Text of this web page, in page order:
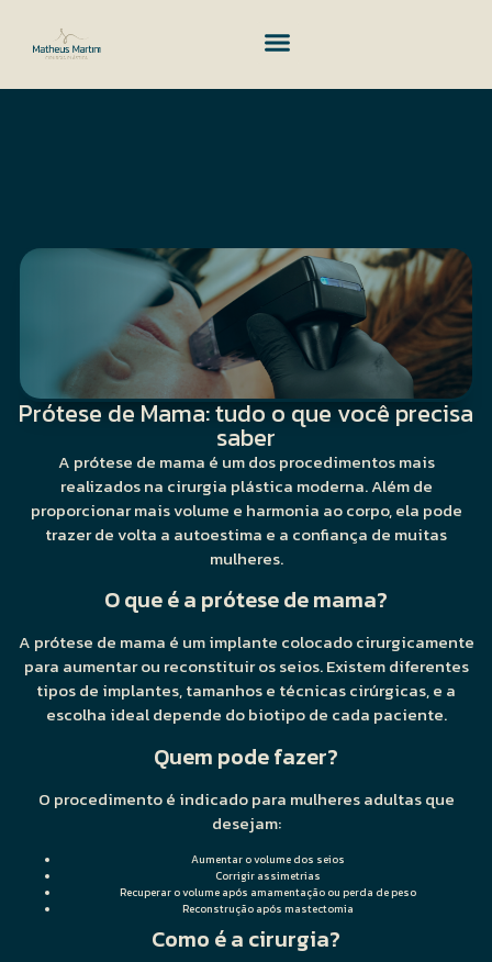
Prótese de Mama: tudo o que você precisa
saber
A prótese de mama é um dos procedimentos mais
realizados na cirurgia plástica moderna. Além de
proporcionar mais volume e harmonia ao corpo, ela pode
trazer de volta a autoestima e a confiança de muitas
mulheres.
O que é a prótese de mama?
A prótese de mama é um implante colocado cirurgicamente
para aumentar ou reconstituir os seios. Existem diferentes
tipos de implantes, tamanhos e técnicas cirúrgicas, e a
escolha ideal depende do biotipo de cada paciente.
Quem pode fazer?
O procedimento é indicado para mulheres adultas que
desejam:
Aumentar o volume dos seios
Corrigir assimetrias
Recuperar o volume após amamentação ou perda de peso
Reconstrução após mastectomia
Como é a cirurgia?